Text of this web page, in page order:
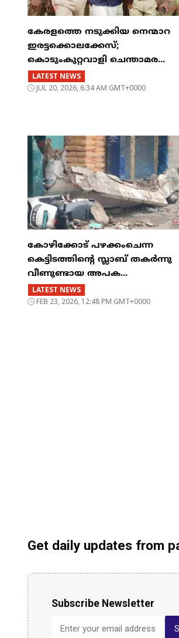
കേരളത്തെ നടുക്കിയ നെന്മാറ
ഇരട്ടക്കൊലക്കേസ്;
കൊടുംകുറ്റവാളി ചെന്താമര...
LATEST NEWS
JUL 20, 2026, 6:34 AM GMT+0000
കോഴിക്കോട് പഴക്കംചെന്ന
കെട്ടിടത്തിന്റെ സ്ലാബ് തകർന്നു
വീണുണ്ടായ അപക...
LATEST NEWS
FEB 23, 2026, 12:48 PM GMT+0000
Get daily updates from
Subscribe Newsletter